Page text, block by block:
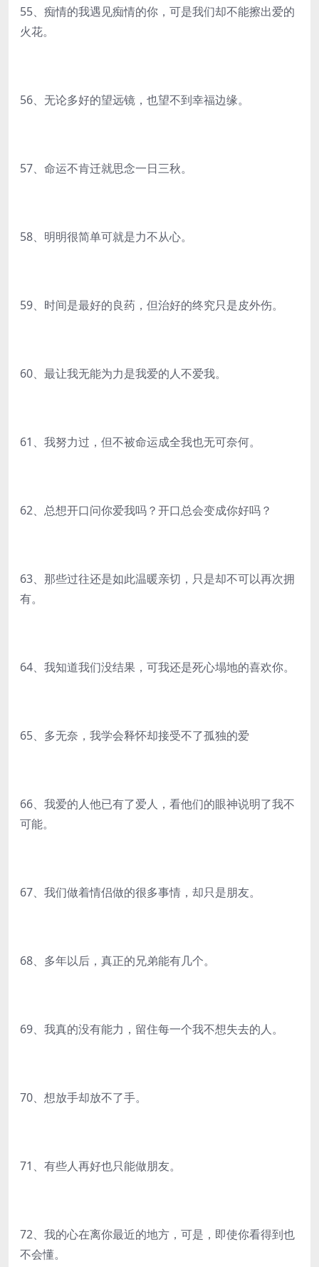
55、痴情的我遇见痴情的你，可是我们却不能擦出爱的
火花。
56、无论多好的望远镜，也望不到幸福边缘。
57、命运不肯迁就思念一日三秋。
58、明明很简单可就是力不从心。
59、时间是最好的良药，但治好的终究只是皮外伤。
60、最让我无能为力是我爱的人不爱我。
61、我努力过，但不被命运成全我也无可奈何。
62、总想开口问你爱我吗？开口总会变成你好吗？
63、那些过往还是如此温暖亲切，只是却不可以再次拥
有。
64、我知道我们没结果，可我还是死心塌地的喜欢你。
65、多无奈，我学会释怀却接受不了孤独的爱
66、我爱的人他已有了爱人，看他们的眼神说明了我不
可能。
67、我们做着情侣做的很多事情，却只是朋友。
68、多年以后，真正的兄弟能有几个。
69、我真的没有能力，留住每一个我不想失去的人。
70、想放手却放不了手。
71、有些人再好也只能做朋友。
72、我的心在离你最近的地方，可是，即使你看得到也
不会懂。